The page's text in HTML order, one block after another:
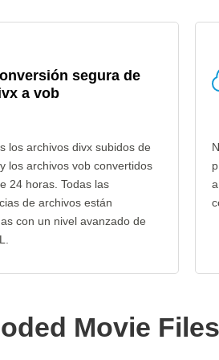
segura de
a vob
los archivos divx subidos de
los archivos vob convertidos
24 horas. Todas las
de archivos están
con un nivel avanzado de
Movie Files